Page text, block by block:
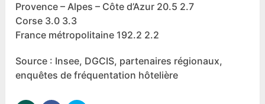
Provence – Alpes – Côte d’Azur 20.5 2.7
Corse 3.0 3.3
France métropolitaine 192.2 2.2
Source : Insee, DGCIS, partenaires régionaux,
enquêtes de fréquentation hôtelière